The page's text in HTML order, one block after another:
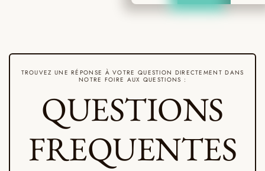
TROUVEZ UNE RÉPONSE À VOTRE QUESTION DIRECTEMENT DANS
NOTRE FOIRE AUX QUESTIONS :
QUESTIONS
FREQUENTES